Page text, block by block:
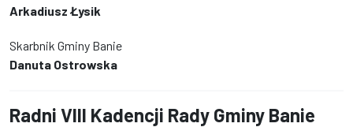
Arkadiusz Łysik
Skarbnik Gminy Banie
Danuta Ostrowska
Radni VIII Kadencji Rady Gminy Banie